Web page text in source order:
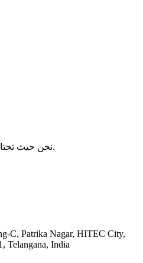
نحن حيث تحتاجنا. نتواصل عالميًا ونقدّم محليًا.
C, Patrika Nagar, HITEC City,
Telangana, India